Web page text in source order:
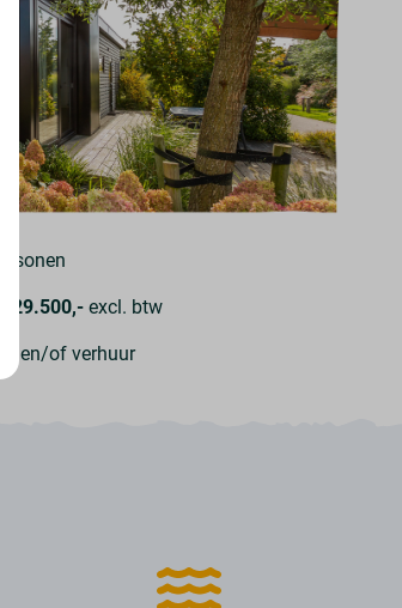
129.500,- excl. btw
en/of verhuur